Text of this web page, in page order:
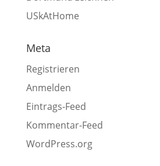
USkAtHome
Meta
Registrieren
Anmelden
Eintrags-Feed
Kommentar-Feed
WordPress.org